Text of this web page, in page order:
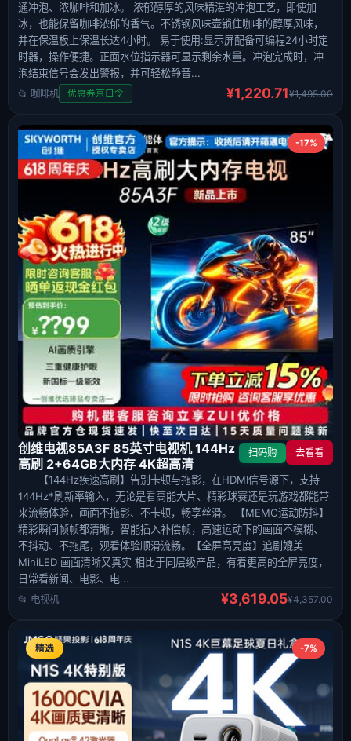
通冲泡、浓咖啡和加冰。 浓郁醇厚的风味精湛的冲泡工艺，即使加
冰，也能保留咖啡浓郁的香气。不锈钢风味壶锁住咖啡的醇厚风味，
并在保温板上保温长达4小时。 易于使用:显示屏配备可编程24小时定
时器，操作便捷。正面水位指示器可显示剩余水量。冲泡完成时，冲
泡结束信号会发出警报，并可轻松静音...
📂 咖啡机 优惠券京口令 ¥1,220.71¥1,495.00
-17%
创维电视85A3F 85英寸电视机 144Hz
高刷 2+64GB大内存 4K超高清
扫码购 去看看
【144Hz疾速高刷】告别卡顿与拖影，在HDMI信号源下，支持
144Hz*刷新率输入，无论是看高能大片、精彩球赛还是玩游戏都能带
来流畅体验，画面不拖影、不卡顿，畅享丝滑。 【MEMC运动防抖】
精彩瞬间帧帧都清晰，智能插入补偿帧，高速运动下的画面不模糊、
不抖动、不拖尾，观看体验顺滑流畅。【全屏高亮度】追剧媲美
MiniLED 画面清晰又真实 相比于同层级产品，有着更高的全屏亮度，
日常看新闻、电影、电...
📂 电视机 ¥3,619.05¥4,357.00
-7%
精选